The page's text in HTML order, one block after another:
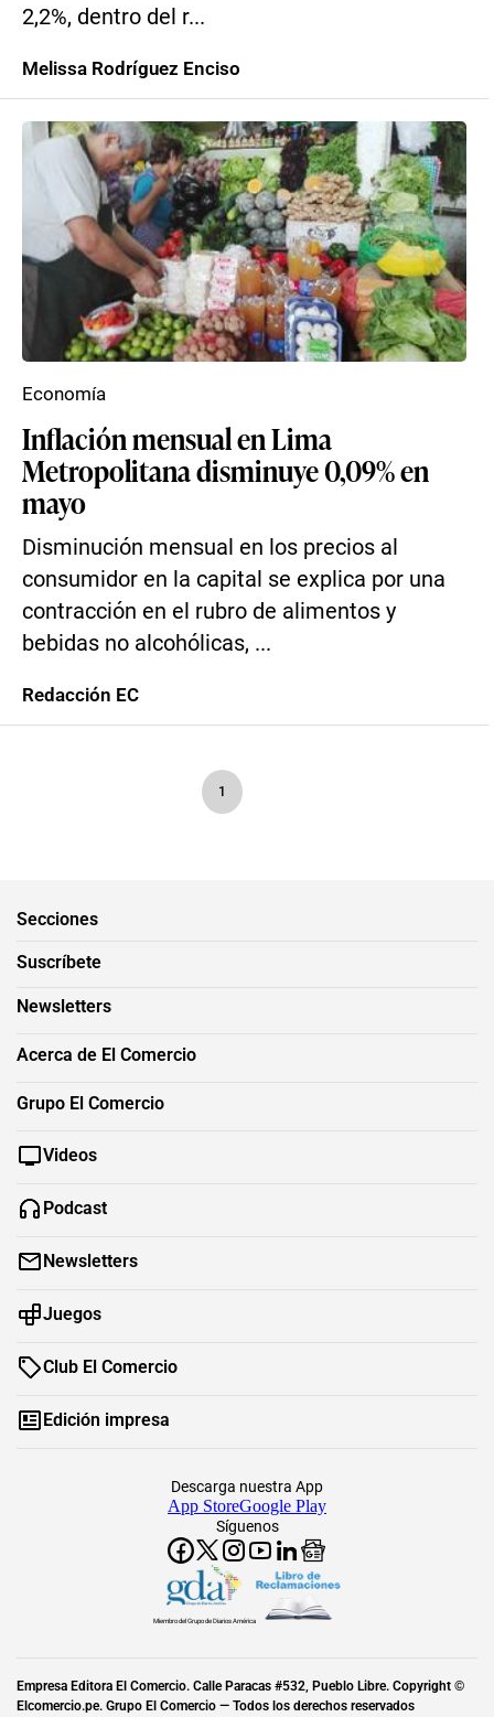
2,2%, dentro del r...
Melissa Rodríguez Enciso
Inflación mensual en Lima
Metropolitana disminuye 0,09% en
mayo
Disminución mensual en los precios al
consumidor en la capital se explica por una
contracción en el rubro de alimentos y
bebidas no alcohólicas, ...
Economía
Redacción EC
1
Secciones
Suscríbete
Newsletters
Acerca de El Comercio
Grupo El Comercio
Videos
Podcast
Newsletters
Juegos
Club El Comercio
Edición impresa
Síguenos
Descarga nuestra App
App StoreGoogle Play
Miembro del Grupo de Diarios América
Empresa Editora El Comercio. Calle Paracas #532, Pueblo Libre. Copyright ©
Elcomercio.pe. Grupo El Comercio — Todos los derechos reservados